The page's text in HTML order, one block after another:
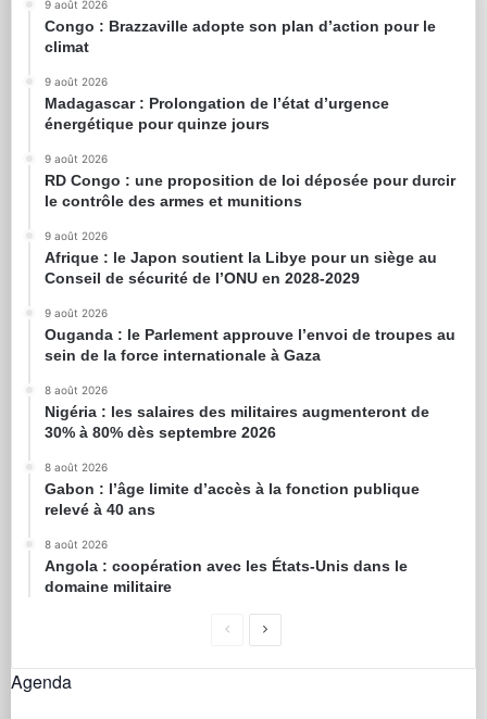
9 août 2026
Congo : Brazzaville adopte son plan d’action pour le
climat
9 août 2026
Madagascar : Prolongation de l’état d’urgence
énergétique pour quinze jours
9 août 2026
RD Congo : une proposition de loi déposée pour durcir
le contrôle des armes et munitions
9 août 2026
Afrique : le Japon soutient la Libye pour un siège au
Conseil de sécurité de l’ONU en 2028-2029
9 août 2026
Ouganda : le Parlement approuve l’envoi de troupes au
sein de la force internationale à Gaza
8 août 2026
Nigéria : les salaires des militaires augmenteront de
30% à 80% dès septembre 2026
8 août 2026
Gabon : l’âge limite d’accès à la fonction publique
relevé à 40 ans
8 août 2026
Angola : coopération avec les États-Unis dans le
domaine militaire
Agenda